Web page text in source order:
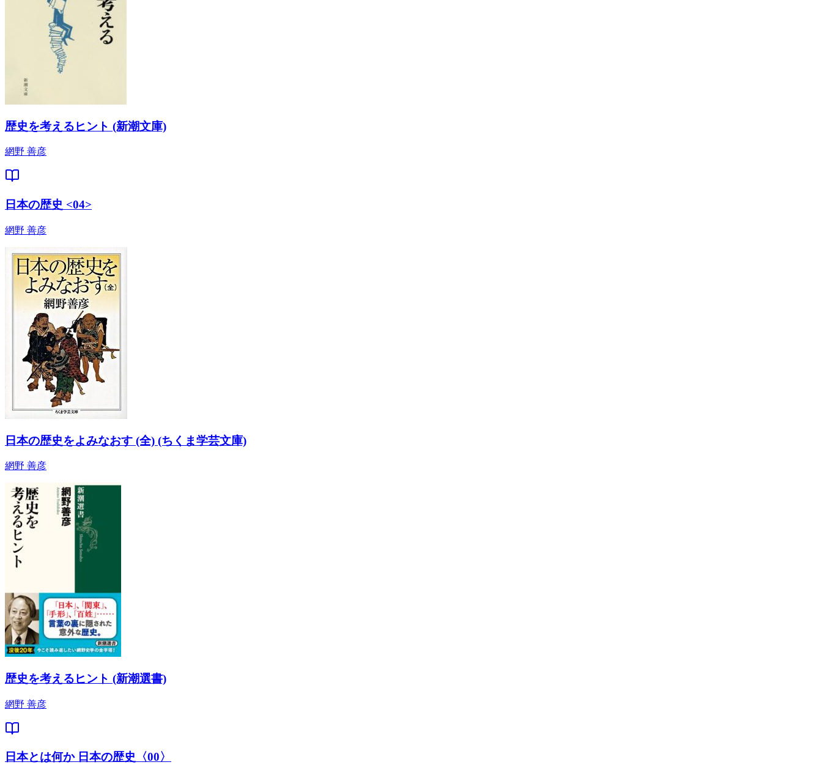
歴史を考えるヒント (新潮文庫)
網野 善彦
日本の歴史 <04>
網野 善彦
日本の歴史をよみなおす (全) (ちくま学芸文庫)
網野 善彦
歴史を考えるヒント (新潮選書)
網野 善彦
日本とは何か 日本の歴史〈00〉